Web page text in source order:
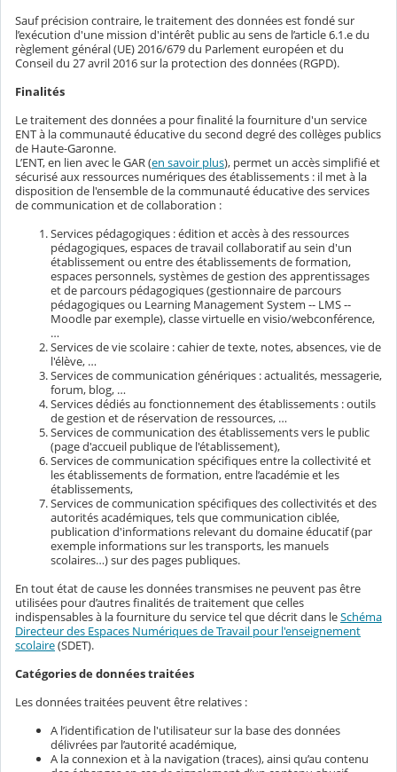
Sauf précision contraire, le traitement des données est fondé sur
l’exécution d'une mission d'intérêt public au sens de l’article 6.1.e du
règlement général (UE) 2016/679 du Parlement européen et du
Conseil du 27 avril 2016 sur la protection des données (RGPD).
Finalités
Le traitement des données a pour finalité la fourniture d'un service
ENT à la communauté éducative du second degré des collèges publics
de Haute-Garonne.
L’ENT, en lien avec le GAR (en savoir plus), permet un accès simplifié et
sécurisé aux ressources numériques des établissements : il met à la
disposition de l'ensemble de la communauté éducative des services
de communication et de collaboration :
Services pédagogiques : édition et accès à des ressources
pédagogiques, espaces de travail collaboratif au sein d'un
établissement ou entre des établissements de formation,
espaces personnels, systèmes de gestion des apprentissages
et de parcours pédagogiques (gestionnaire de parcours
pédagogiques ou Learning Management System -- LMS --
Moodle par exemple), classe virtuelle en visio/webconférence,
…
Services de vie scolaire : cahier de texte, notes, absences, vie de
l'élève, …
Services de communication génériques : actualités, messagerie,
forum, blog, …
Services dédiés au fonctionnement des établissements : outils
de gestion et de réservation de ressources, …
Services de communication des établissements vers le public
(page d'accueil publique de l'établissement),
Services de communication spécifiques entre la collectivité et
les établissements de formation, entre l’académie et les
établissements,
Services de communication spécifiques des collectivités et des
autorités académiques, tels que communication ciblée,
publication d'informations relevant du domaine éducatif (par
exemple informations sur les transports, les manuels
scolaires…) sur des pages publiques.
En tout état de cause les données transmises ne peuvent pas être
utilisées pour d’autres finalités de traitement que celles
indispensables à la fourniture du service tel que décrit dans leSchéma
Directeur des Espaces Numériques de Travail pour l'enseignement
scolaire(SDET).
Catégories de données traitées
Les données traitées peuvent être relatives :
A l’identification de l'utilisateur sur la base des données
délivrées par l’autorité académique,
A la connexion et à la navigation (traces), ainsi qu’au contenu